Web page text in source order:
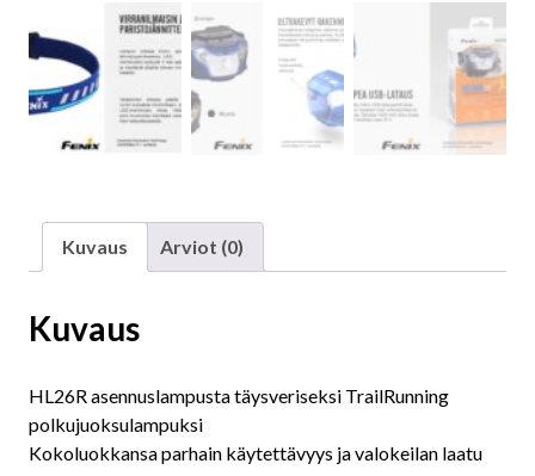
Kuvaus Arviot (0)
Kuvaus
HL26R asennuslampusta täysveriseksi TrailRunning
polkujuoksulampuksi
Kokoluokkansa parhain käytettävyys ja valokeilan laatu